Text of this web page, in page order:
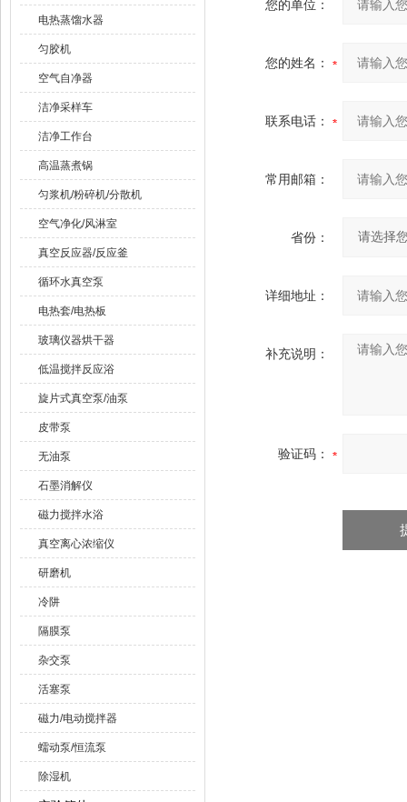
电热蒸馏水器
匀胶机
空气自净器
洁净采样车
洁净工作台
高温蒸煮锅
匀浆机/粉碎机/分散机
空气净化/风淋室
真空反应器/反应釜
循环水真空泵
电热套/电热板
玻璃仪器烘干器
低温搅拌反应浴
旋片式真空泵/油泵
皮带泵
无油泵
石墨消解仪
磁力搅拌水浴
真空离心浓缩仪
研磨机
冷阱
隔膜泵
杂交泵
活塞泵
磁力/电动搅拌器
蠕动泵/恒流泵
除湿机
您的单位：
您的姓名：
联系电话：
常用邮箱：
省份：
详细地址：
补充说明：
验证码：